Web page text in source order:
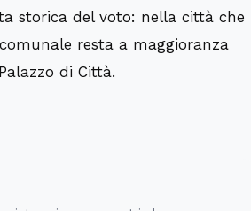
storica del voto: nella città che
resta a maggioranza
di Città.